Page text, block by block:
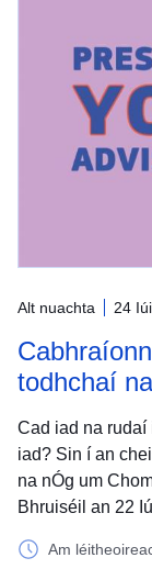
Alt nuachta 24
todhchaí
Cad iad na rudaí
iad? Sin í an
na nÓg um
Bhruiséil an 22
Am